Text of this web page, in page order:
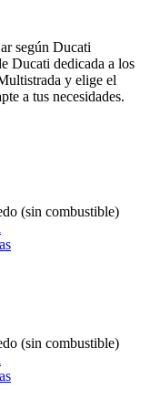
según Ducati
Ducati dedicada a los
y elige el
a tus necesidades.
(sin combustible)
(sin combustible)